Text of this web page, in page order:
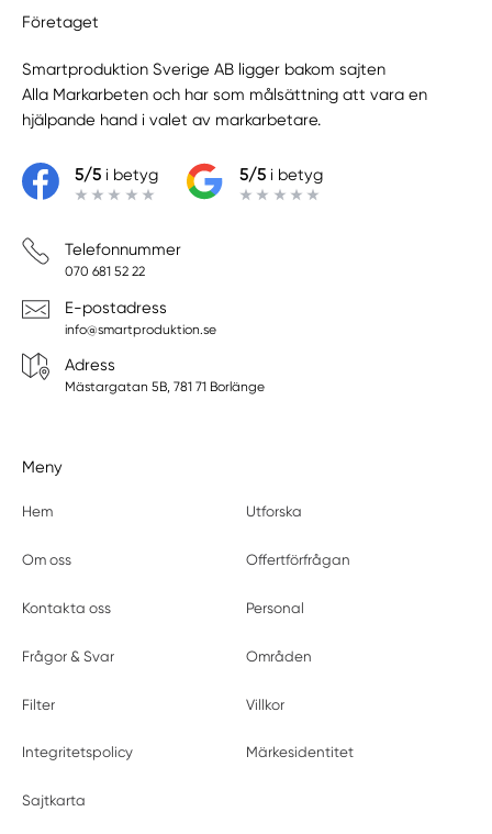
Företaget
Smartproduktion Sverige AB ligger bakom sajten
Alla Markarbeten och har som målsättning att vara en
hjälpande hand i valet av markarbetare.
5/5i betyg 5/5i betyg
Telefonnummer
070 681 52 22
E-postadress
info@smartproduktion.se
Adress
Mästargatan 5B, 781 71 Borlänge
Meny
Hem Utforska
Om oss Offertförfrågan
Kontakta oss Personal
Frågor & Svar Områden
Filter Villkor
Integritetspolicy Märkesidentitet
Sajtkarta